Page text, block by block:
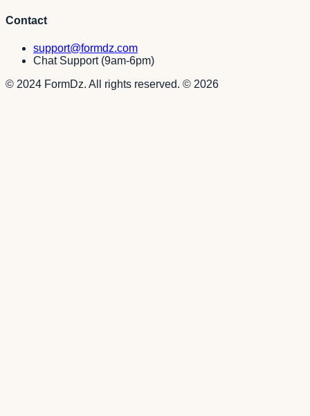
Contact
support@formdz.com
Chat Support (9am-6pm)
© 2024 FormDz. All rights reserved. © 2026